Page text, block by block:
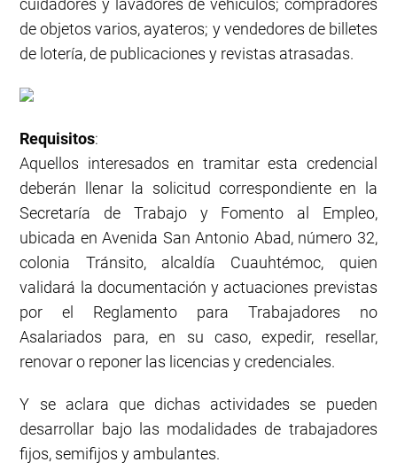
cuidadores y lavadores de vehículos; compradores
de objetos varios, ayateros; y vendedores de billetes
de lotería, de publicaciones y revistas atrasadas.
Requisitos:
Aquellos interesados en tramitar esta credencial
deberán llenar la solicitud correspondiente en la
Secretaría de Trabajo y Fomento al Empleo,
ubicada en Avenida San Antonio Abad, número 32,
colonia Tránsito, alcaldía Cuauhtémoc, quien
validará la documentación y actuaciones previstas
por el Reglamento para Trabajadores no
Asalariados para, en su caso, expedir, resellar,
renovar o reponer las licencias y credenciales.
Y se aclara que dichas actividades se pueden
desarrollar bajo las modalidades de trabajadores
fijos, semifijos y ambulantes.